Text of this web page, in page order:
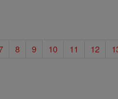
8 9 10 11 12